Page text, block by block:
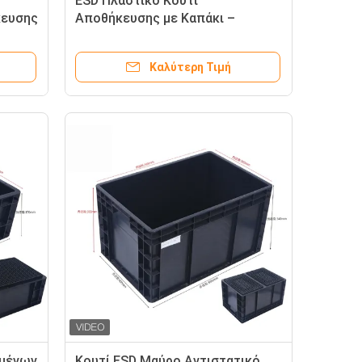
Αποθήκευσης με Καπάκι –
Καλύτερη Τιμή